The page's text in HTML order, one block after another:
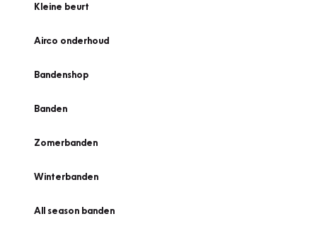
Kleine beurt
Airco onderhoud
Bandenshop
Banden
Zomerbanden
Winterbanden
All season banden